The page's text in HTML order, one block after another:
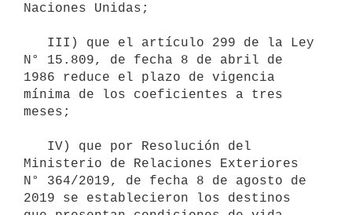
Naciones Unidas;
N° 15.809, de fecha 8 de abril de
1986 reduce el plazo de vigencia
mínima de los coeficientes a tres
meses;
Ministerio de Relaciones Exteriores
N° 364/2019, de fecha 8 de agosto de
2019 se establecieron los destinos